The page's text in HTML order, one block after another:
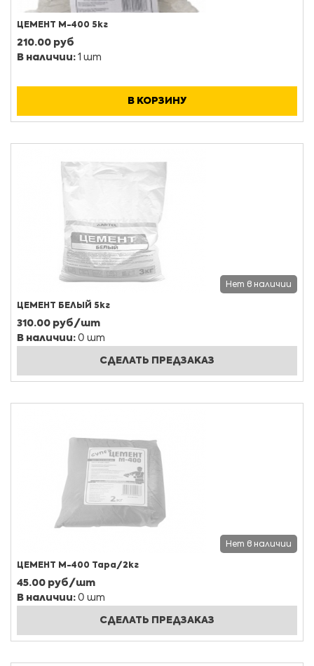
ЦЕМЕНТ М-400 5кг
210.00 руб
В наличии: 1 шт
В КОРЗИНУ
Нет в наличии
ЦЕМЕНТ БЕЛЫЙ 5кг
310.00 руб/шт
В наличии: 0 шт
СДЕЛАТЬ ПРЕДЗАКАЗ
Нет в наличии
ЦЕМЕНТ М-400 Тара/2кг
45.00 руб/шт
В наличии: 0 шт
СДЕЛАТЬ ПРЕДЗАКАЗ